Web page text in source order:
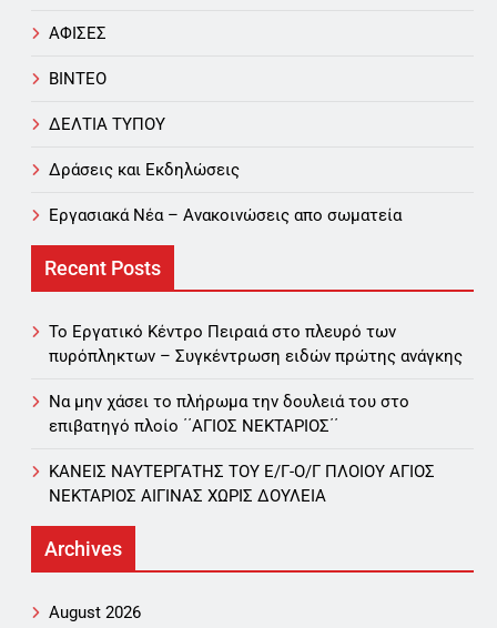
ΑΦΙΣΕΣ
ΒΙΝΤΕΟ
ΔΕΛΤΙΑ ΤΥΠΟΥ
Δράσεις και Εκδηλώσεις
Εργασιακά Νέα – Aνακοινώσεις απο σωματεία
Recent Posts
Το Εργατικό Κέντρο Πειραιά στο πλευρό των
πυρόπληκτων – Συγκέντρωση ειδών πρώτης ανάγκης
Να μην χάσει το πλήρωμα την δουλειά του στο
επιβατηγό πλοίο ΄΄ΑΓΙΟΣ ΝΕΚΤΑΡΙΟΣ΄΄
ΚΑΝΕΙΣ ΝΑΥΤΕΡΓΑΤΗΣ TOY Ε/Γ-Ο/Γ ΠΛΟΙΟY ΑΓΙΟΣ
ΝΕΚΤΑΡΙΟΣ ΑΙΓΙΝΑΣ ΧΩΡΙΣ ΔΟΥΛΕΙΑ
Archives
August 2026